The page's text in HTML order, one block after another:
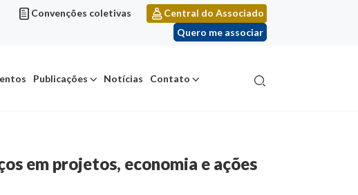
Convenções coletivas
Central do Associado
Quero me associar
Publicações Notícias Contato
em projetos, economia e ações